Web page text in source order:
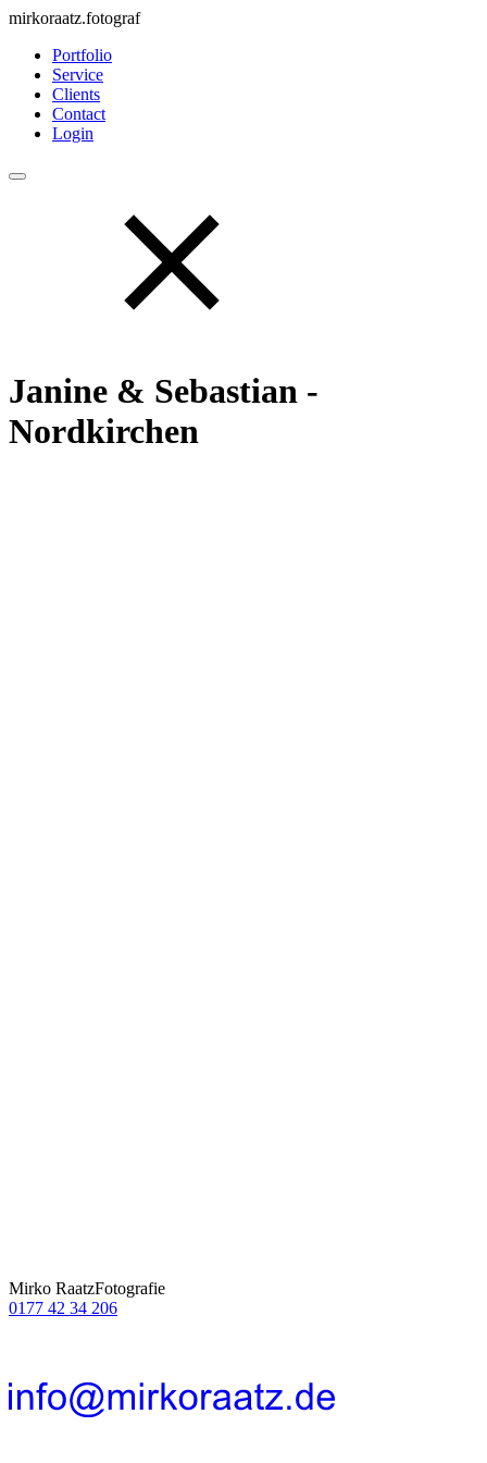
mirkoraatz.fotograf
Portfolio
Service
Clients
Contact
Login
Janine & Sebastian -
Nordkirchen
Mirko RaatzFotografie
0177 42 34 206